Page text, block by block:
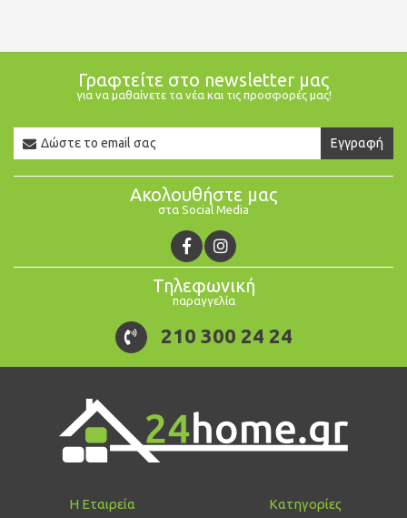
Γραφτείτε στο newsletter μας
για να μαθαίνετε τα νέα και τις προσφορές μας!
Newsletter
Email
Εγγραφή
Ακολουθήστε μας
στα Social Media
Τηλεφωνική
παραγγελία
210 300 24 24
Η Εταιρεία Κατηγορίες